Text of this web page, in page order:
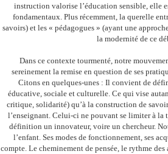
instruction valorise l’éducation sensible, elle
fondamentaux. Plus récemment, la querelle
savoirs) et les « pédagogues » (ayant une
la modernité de ce
Dans ce contexte tourmenté, notre
sereinement la remise en question de ses
Citons en quelques-unes : Il convient de
éducative, sociale et culturelle. Ce qui vise
critique, solidarité) qu’à la construction de
l’enseignant. Celui-ci ne pouvant se limiter à la
définition un innovateur, voire un chercheur.
l’enfant. Ses modes de fonctionnement, ses
compte. Le cheminement de pensée, le rythme